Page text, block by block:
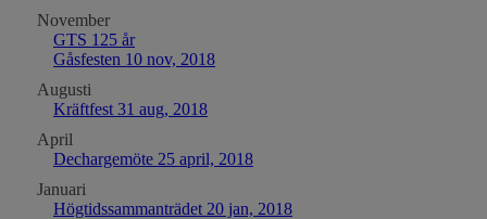
November
GTS 125 år
Gåsfesten 10 nov, 2018
Augusti
Kräftfest 31 aug, 2018
April
Dechargemöte 25 april, 2018
Januari
Högtidssammanträdet 20 jan, 2018